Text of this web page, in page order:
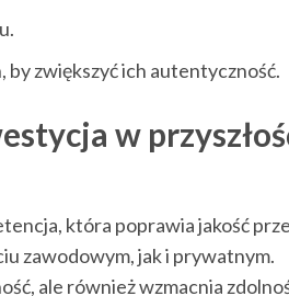
zwiększyć ich autentyczność.
w
która poprawia jakość
zawodowym, jak i prywatnym.
ale również wzmacnia